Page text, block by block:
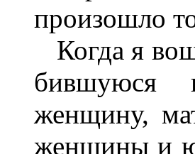
произошло
Когда я
бившуюся
женщину,
женщины и